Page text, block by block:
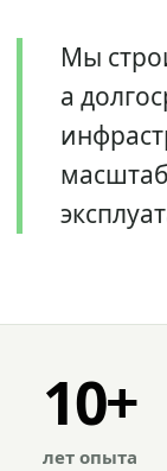
Мы
а
10+
лет опыта